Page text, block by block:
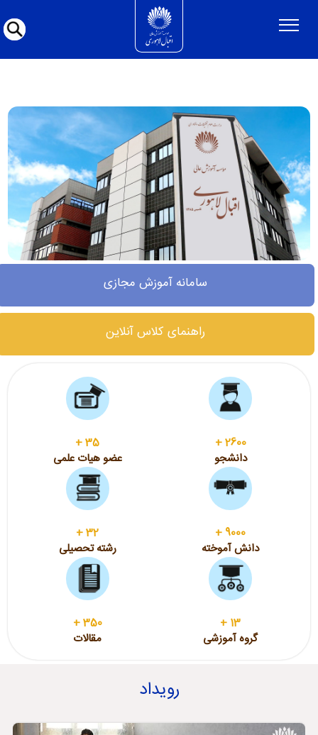
موسسه آموزش عالی اقبال لاهوری غیر
سامانه آموزش مجازی
راهنمای کلاس آنلاین
+2600
دانشجو
+35
عضو هیات علمی
+ 9000
دانش آموخته
+32
رشته تحصیلی
+ 13
گروه آموزشی
+350
مقالات
رویداد